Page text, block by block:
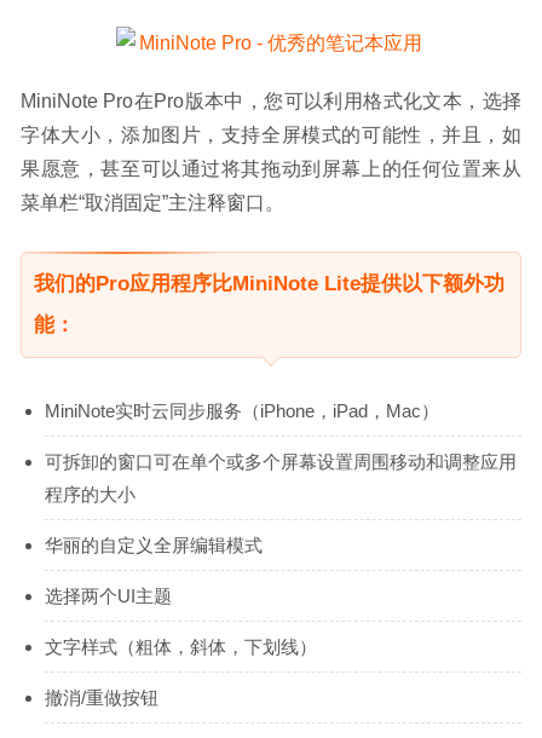
MiniNote Pro在Pro版本中，您可以利用格式化文本，选择
字体大小，添加图片，支持全屏模式的可能性，并且，如
果愿意，甚至可以通过将其拖动到屏幕上的任何位置来从
菜单栏“取消固定”主注释窗口。
我们的Pro应用程序比MiniNote Lite提供以下额外功
能：
MiniNote实时云同步服务（iPhone，iPad，Mac）
可拆卸的窗口可在单个或多个屏幕设置周围移动和调整应用
程序的大小
华丽的自定义全屏编辑模式
选择两个UI主题
文字样式（粗体，斜体，下划线）
撤消/重做按钮